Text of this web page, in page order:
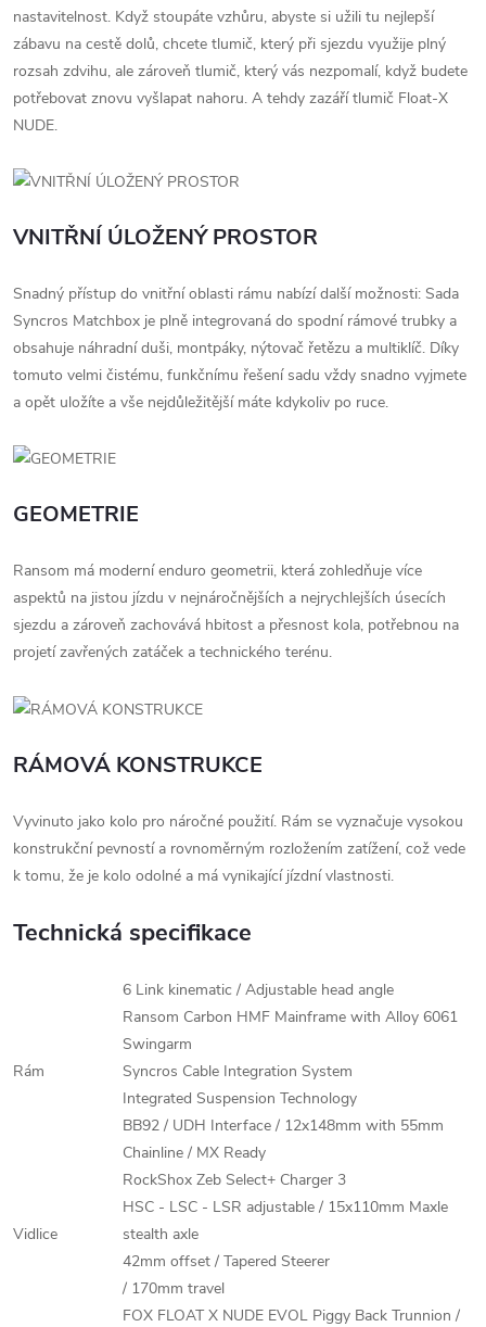
nastavitelnost. Když stoupáte vzhůru, abyste si užili tu nejlepší
zábavu na cestě dolů, chcete tlumič, který při sjezdu využije plný
rozsah zdvihu, ale zároveň tlumič, který vás nezpomalí, když budete
potřebovat znovu vyšlapat nahoru. A tehdy zazáří tlumič Float-X
NUDE.
VNITŘNÍ ÚLOŽENÝ PROSTOR
Snadný přístup do vnitřní oblasti rámu nabízí další možnosti: Sada
Syncros Matchbox je plně integrovaná do spodní rámové trubky a
obsahuje náhradní duši, montpáky, nýtovač řetězu a multiklíč. Díky
tomuto velmi čistému, funkčnímu řešení sadu vždy snadno vyjmete
a opět uložíte a vše nejdůležitější máte kdykoliv po ruce.
GEOMETRIE
Ransom má moderní enduro geometrii, která zohledňuje více
aspektů na jistou jízdu v nejnáročnějších a nejrychlejších úsecích
sjezdu a zároveň zachovává hbitost a přesnost kola, potřebnou na
projetí zavřených zatáček a technického terénu.
RÁMOVÁ KONSTRUKCE
Vyvinuto jako kolo pro náročné použití. Rám se vyznačuje vysokou
konstrukční pevností a rovnoměrným rozložením zatížení, což vede
k tomu, že je kolo odolné a má vynikající jízdní vlastnosti.
Technická specifikace
Rám
6 Link kinematic / Adjustable head angle
Ransom Carbon HMF Mainframe with Alloy 6061
Swingarm
Syncros Cable Integration System
Integrated Suspension Technology
BB92 / UDH Interface / 12x148mm with 55mm
Chainline / MX Ready
Vidlice
RockShox Zeb Select+ Charger 3
HSC - LSC - LSR adjustable / 15x110mm Maxle
stealth axle
42mm offset / Tapered Steerer
/ 170mm travel
FOX FLOAT X NUDE EVOL Piggy Back Trunnion /